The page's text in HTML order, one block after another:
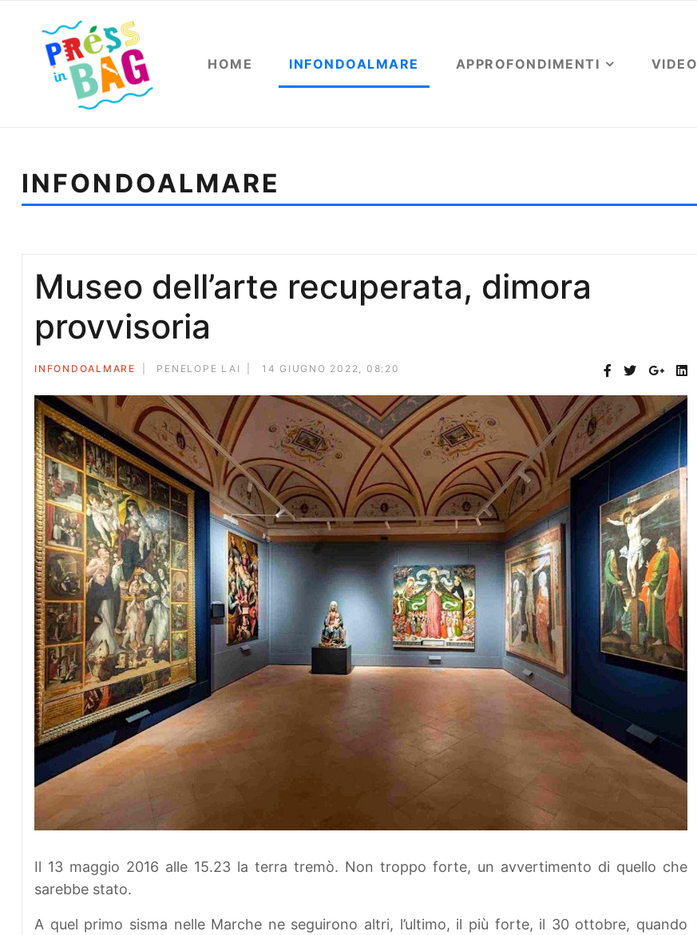
HOME INFONDOALMARE APPROFONDIMENTI VIDEO
INFONDOALMARE
Museo dell’arte recuperata, dimora
provvisoria
INFONDOALMARE PENELOPE LAI 14 GIUGNO 2022, 08:20
Il 13 maggio 2016 alle 15.23 la terra tremò. Non troppo forte, un avvertimento di quello che
sarebbe stato.
A quel primo sisma nelle Marche ne seguirono altri, l’ultimo, il più forte, il 30 ottobre, quando